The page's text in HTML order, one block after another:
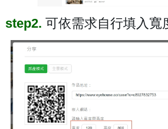
step2. 可依需求自行填入寬